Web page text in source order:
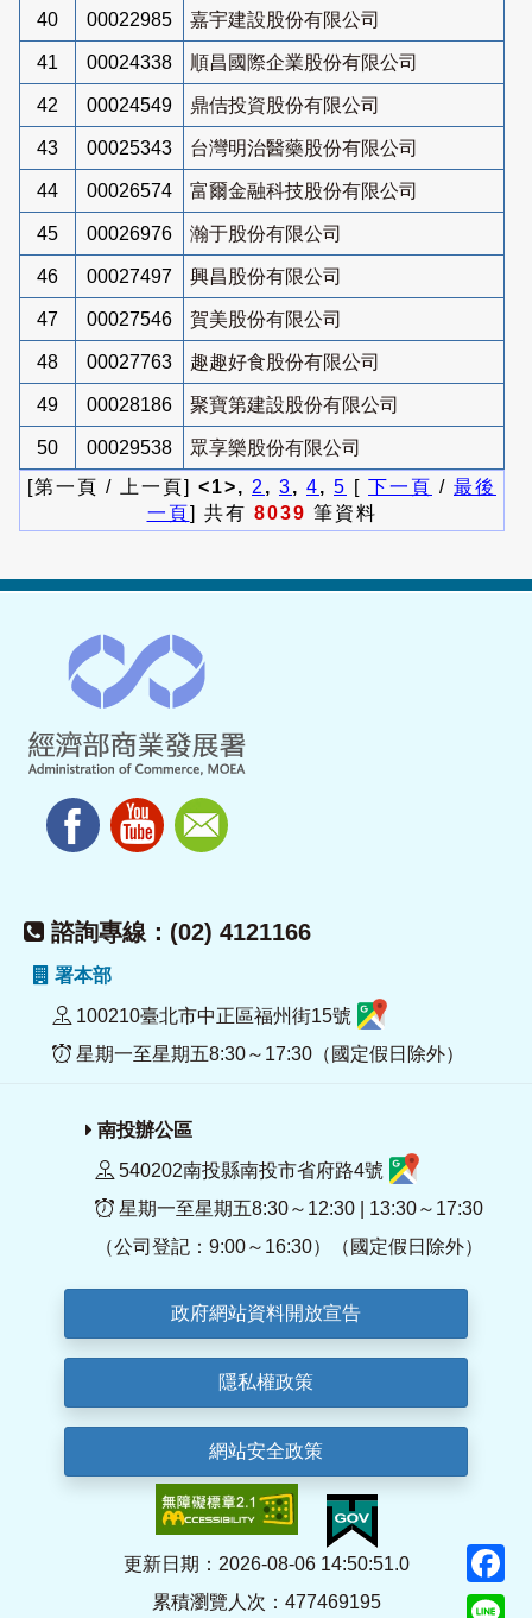
40 00022985 嘉宇建設股份有限公司
41 00024338 順昌國際企業股份有限公司
42 00024549 鼎佶投資股份有限公司
43 00025343 台灣明治醫藥股份有限公司
44 00026574 富爾金融科技股份有限公司
45 00026976 瀚于股份有限公司
46 00027497 興昌股份有限公司
47 00027546 賀美股份有限公司
48 00027763 趣趣好食股份有限公司
49 00028186 聚寶第建設股份有限公司
50 00029538
眾享樂股份有限公司
[第一頁 / 上一頁] <1>, 2 , 3, 4, 5 [ 下一頁 / 最後
一頁] 共有 8039 筆資料
諮詢專線：(02) 4121166
署本部
100210臺北市中正區福州街15號
星期一至星期五8:30～17:30（國定假日除外）
南投辦公區
540202南投縣南投市省府路4號
星期一至星期五8:30～12:30 | 13:30～17:30
（公司登記：9:00～16:30）（國定假日除外）
政府網站資料開放宣告
隱私權政策
網站安全政策
更新日期：2026-08-06 14:50:51.0
累積瀏覽人次：477469195